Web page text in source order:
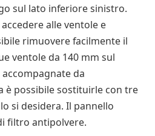
sul lato inferiore sinistro.
alle ventole e
rimuovere facilmente il
ventole da 140 mm sul
da
è possibile sostituirle con tre
si desidera. Il pannello
filtro antipolvere.